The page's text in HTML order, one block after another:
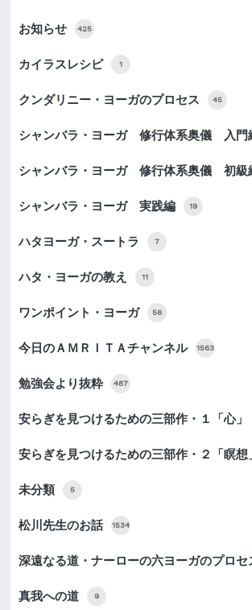
お知らせ 425
カイラスレシピ 1
クンダリニー・ヨーガのプロセス 45
シャンバラ・ヨーガ 修行体系奥儀 入門
シャンバラ・ヨーガ 修行体系奥儀 初級
シャンバラ・ヨーガ 実践編 19
ハタヨーガ・スートラ 7
ハタ・ヨーガの教え 11
ワンポイント・ヨーガ 56
今日のＡＭＲＩＴＡチャンネル 1563
勉強会より抜粋 487
安らぎを見つけるための三部作・１「心」
安らぎを見つけるための三部作・２「瞑想
未分類 5
松川先生のお話 1534
深遠なる道・ナーローの六ヨーガのプロセ
真我への道 9